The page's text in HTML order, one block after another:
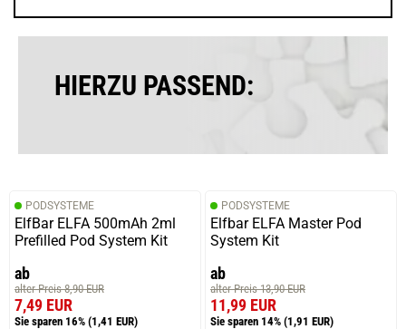
HIERZU PASSEND:
PODSYSTEME
ElfBar ELFA 500mAh 2ml
Prefilled Pod System Kit
ab
alter Preis 8,90 EUR
7,49 EUR
Sie sparen 16% (1,41 EUR)
PODSYSTEME
Elfbar ELFA Master Pod
System Kit
ab
alter Preis 13,90 EUR
11,99 EUR
Sie sparen 14% (1,91 EUR)